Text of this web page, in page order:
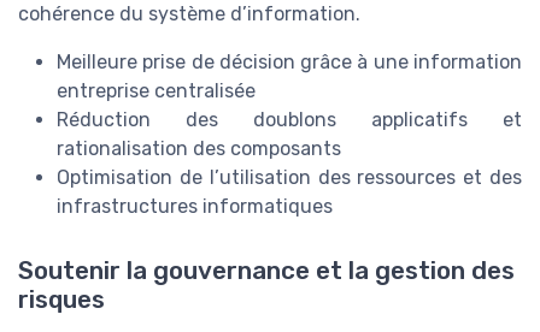
cohérence du système d’information.
Meilleure prise de décision grâce à une information
entreprise centralisée
Réduction des doublons applicatifs et
rationalisation des composants
Optimisation de l’utilisation des ressources et des
infrastructures informatiques
Soutenir la gouvernance et la gestion des
risques